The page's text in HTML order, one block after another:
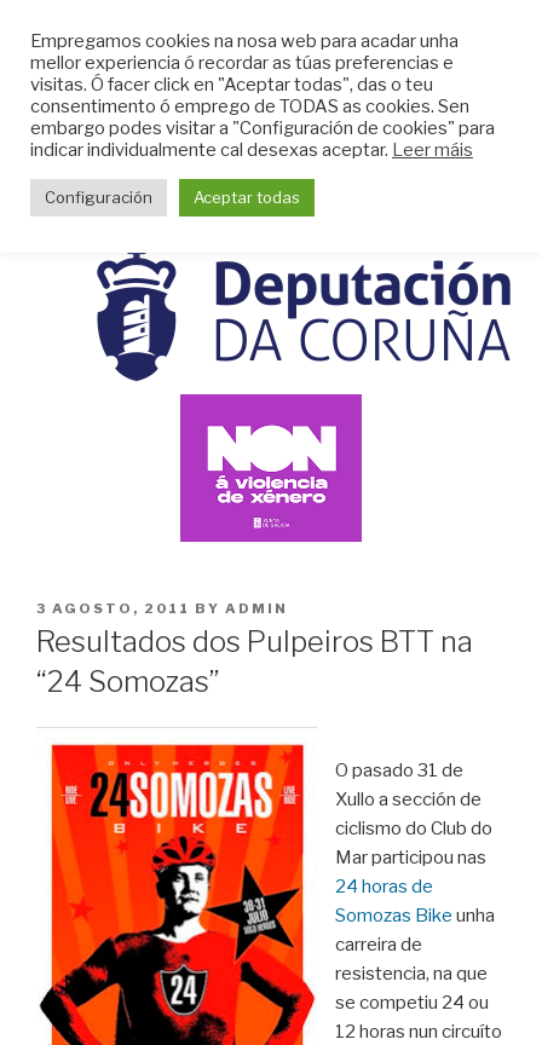
content
CLUB DO MAR DE
MUGARDOS
Web do Club do Mar de Mugardos
POSTED
ON
3 AGOSTO, 2011 BY ADMIN
Resultados dos Pulpeiros BTT na
“24 Somozas”
O pasado 31 de
Xullo a sección de
ciclismo do Club do
Mar participou nas
24 horas de
Somozas Bike unha
carreira de
resistencia, na que
se competiu 24 ou
12 horas nun circuíto
Empregamos cookies na nosa web para acadar unha
mellor experiencia ó recordar as túas preferencias e
visitas. Ó facer click en "Aceptar todas", das o teu
consentimento ó emprego de TODAS as cookies. Sen
embargo podes visitar a "Configuración de cookies" para
indicar individualmente cal desexas aceptar. Leer máis
Configuración Aceptar todas